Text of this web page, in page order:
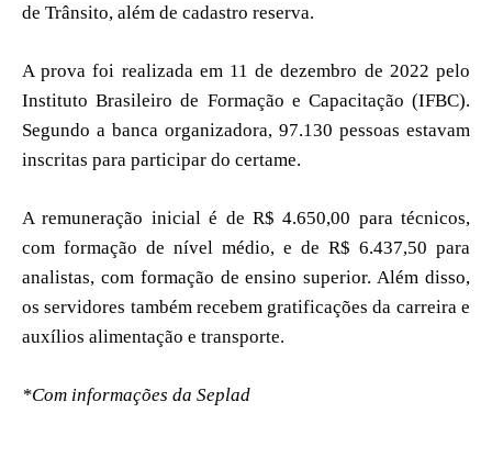
de Trânsito, além de cadastro reserva.
A prova foi realizada em 11 de dezembro de 2022 pelo
Instituto Brasileiro de Formação e Capacitação (IFBC).
Segundo a banca organizadora, 97.130 pessoas estavam
inscritas para participar do certame.
A remuneração inicial é de R$ 4.650,00 para técnicos,
com formação de nível médio, e de R$ 6.437,50 para
analistas, com formação de ensino superior. Além disso,
os servidores também recebem gratificações da carreira e
auxílios alimentação e transporte.
*Com informações da Seplad